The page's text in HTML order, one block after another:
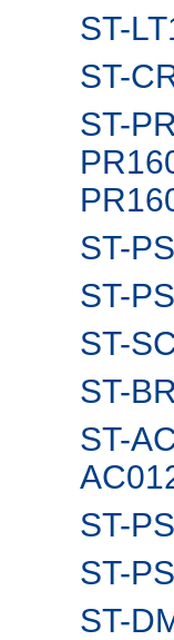
ST-
ST-
ST-
ST-
ST-
ST-
ST-
ST-
ST-
ST-
ST-